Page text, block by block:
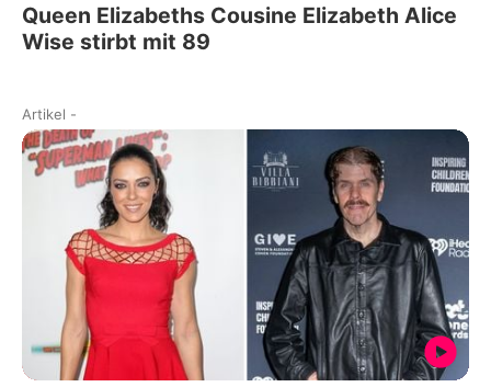
Queen Elizabeths Cousine Elizabeth Alice
Wise stirbt mit 89
Artikel -